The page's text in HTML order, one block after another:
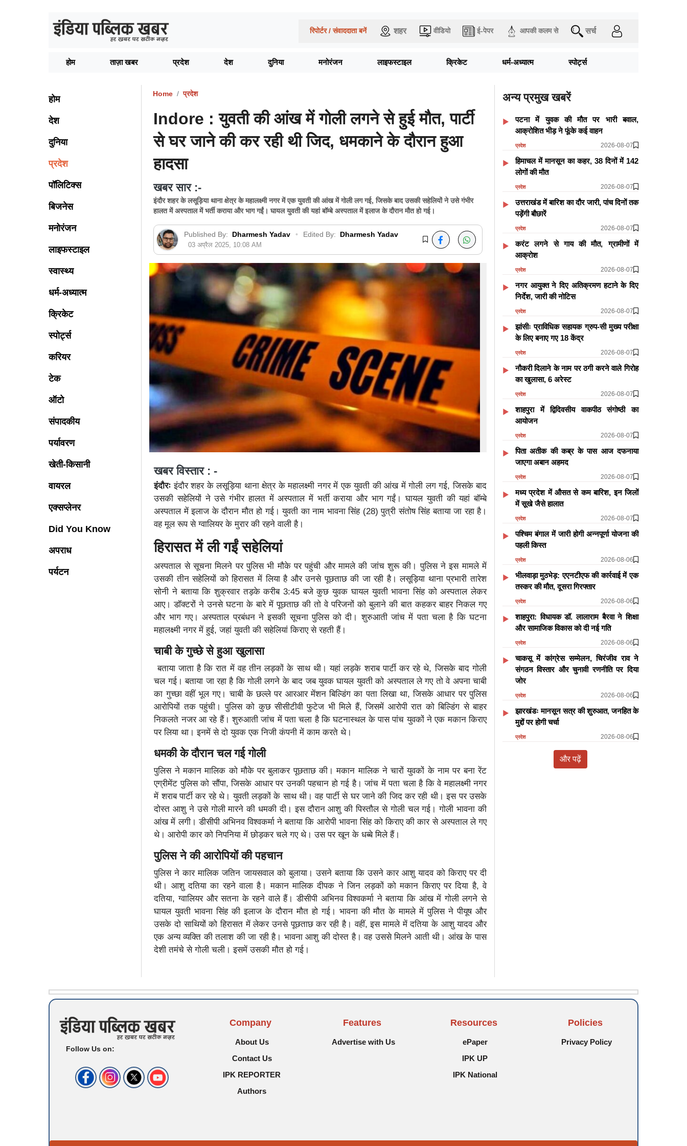
रिपोर्टर / संवाददाता बनें शहर वीडियो ई-पेपर आपकी कलम से सर्च
होम ताज़ा खबर प्रदेश देश दुनिया मनोरंजन लाइफस्टाइल क्रिकेट धर्म-अध्यात्म स्पोर्ट्स
होम
देश
दुनिया
प्रदेश
पॉलिटिक्स
बिजनेस
मनोरंजन
लाइफस्टाइल
स्वास्थ्य
धर्म-अध्यात्म
क्रिकेट
स्पोर्ट्स
करियर
टेक
ऑटो
संपादकीय
पर्यावरण
खेती-किसानी
वायरल
एक्सप्लेनर
Did You Know
अपराध
पर्यटन
Home प्रदेश
Indore : युवती की आंख में गोली लगने से हुई मौत, पार्टी
से घर जाने की कर रही थी जिद, धमकाने के दौरान हुआ
हादसा
खबर सार :-
इंदौर शहर के लसूड़िया थाना क्षेत्र के महालक्ष्मी नगर में एक युवती की आंख में गोली लग गई, जिसके बाद उसकी सहेलियों ने उसे गंभीर
हालत में अस्पताल में भर्ती कराया और भाग गईं। घायल युवती की यहां बॉम्बे अस्पताल में इलाज के दौरान मौत हो गई।
Published By: Dharmesh Yadav • Edited By: Dharmesh Yadav
03 अप्रैल 2025, 10:08 AM
खबर विस्तार : -
इंदौरः इंदौर शहर के लसूड़िया थाना क्षेत्र के महालक्ष्मी नगर में एक युवती की आंख में गोली लग गई, जिसके बाद
उसकी सहेलियों ने उसे गंभीर हालत में अस्पताल में भर्ती कराया और भाग गईं। घायल युवती की यहां बॉम्बे
अस्पताल में इलाज के दौरान मौत हो गई। युवती का नाम भावना सिंह (28) पुत्री संतोष सिंह बताया जा रहा है।
वह मूल रूप से ग्वालियर के मुरार की रहने वाली है।
हिरासत में ली गईं सहेलियां
अस्पताल से सूचना मिलने पर पुलिस भी मौके पर पहुंची और मामले की जांच शुरू की। पुलिस ने इस मामले में
उसकी तीन सहेलियों को हिरासत में लिया है और उनसे पूछताछ की जा रही है। लसूड़िया थाना प्रभारी तारेश
सोनी ने बताया कि शुक्रवार तड़के करीब 3:45 बजे कुछ युवक घायल युवती भावना सिंह को अस्पताल लेकर
आए। डॉक्टरों ने उनसे घटना के बारे में पूछताछ की तो वे परिजनों को बुलाने की बात कहकर बाहर निकल गए
और भाग गए। अस्पताल प्रबंधन ने इसकी सूचना पुलिस को दी। शुरुआती जांच में पता चला है कि घटना
महालक्ष्मी नगर में हुई, जहां युवती की सहेलियां किराए से रहती हैं।
चाबी के गुच्छे से हुआ खुलासा
बताया जाता है कि रात में वह तीन लड़कों के साथ थी। यहां लड़के शराब पार्टी कर रहे थे, जिसके बाद गोली
चल गई। बताया जा रहा है कि गोली लगने के बाद जब युवक घायल युवती को अस्पताल ले गए तो वे अपना चाबी
का गुच्छा वहीं भूल गए। चाबी के छल्ले पर आरआर मेंशन बिल्डिंग का पता लिखा था, जिसके आधार पर पुलिस
आरोपियों तक पहुंची। पुलिस को कुछ सीसीटीवी फुटेज भी मिले हैं, जिसमें आरोपी रात को बिल्डिंग से बाहर
निकलते नजर आ रहे हैं। शुरुआती जांच में पता चला है कि घटनास्थल के पास पांच युवकों ने एक मकान किराए
पर लिया था। इनमें से दो युवक एक निजी कंपनी में काम करते थे।
धमकी के दौरान चल गई गोली
पुलिस ने मकान मालिक को मौके पर बुलाकर पूछताछ की। मकान मालिक ने चारों युवकों के नाम पर बना रेंट
एग्रीमेंट पुलिस को सौंपा, जिसके आधार पर उनकी पहचान हो गई है। जांच में पता चला है कि वे महालक्ष्मी नगर
में शराब पार्टी कर रहे थे। युवती लड़कों के साथ थी। वह पार्टी से घर जाने की जिद कर रही थी। इस पर उसके
दोस्त आशु ने उसे गोली मारने की धमकी दी। इस दौरान आशु की पिस्तौल से गोली चल गई। गोली भावना की
आंख में लगी। डीसीपी अभिनव विश्वकर्मा ने बताया कि आरोपी भावना सिंह को किराए की कार से अस्पताल ले गए
थे। आरोपी कार को निपनिया में छोड़कर चले गए थे। उस पर खून के धब्बे मिले हैं।
पुलिस ने की आरोपियों की पहचान
पुलिस ने कार मालिक जतिन जायसवाल को बुलाया। उसने बताया कि उसने कार आशु यादव को किराए पर दी
थी। आशु दतिया का रहने वाला है। मकान मालिक दीपक ने जिन लड़कों को मकान किराए पर दिया है, वे
दतिया, ग्वालियर और सतना के रहने वाले हैं। डीसीपी अभिनव विश्वकर्मा ने बताया कि आंख में गोली लगने से
घायल युवती भावना सिंह की इलाज के दौरान मौत हो गई। भावना की मौत के मामले में पुलिस ने पीयूष और
उसके दो साथियों को हिरासत में लेकर उनसे पूछताछ कर रही है। वहीं, इस मामले में दतिया के आशु यादव और
एक अन्य व्यक्ति की तलाश की जा रही है। भावना आशु की दोस्त है। वह उससे मिलने आती थी। आंख के पास
देशी तमंचे से गोली चली। इसमें उसकी मौत हो गई।
अन्य प्रमुख खबरें
पटना में युवक की मौत पर भारी बवाल,
आक्रोशित भीड़ ने फूंके कई वाहन
प्रदेश 2026-08-07
हिमाचल में मानसून का कहर, 38 दिनों में 142
लोगों की मौत
प्रदेश 2026-08-07
उत्तराखंड में बारिश का दौर जारी, पांच दिनों तक
पड़ेंगी बौछारें
प्रदेश 2026-08-07
करंट लगने से गाय की मौत, ग्रामीणों में
आक्रोश
प्रदेश 2026-08-07
नगर आयुक्त ने दिए अतिक्रमण हटाने के दिए
निर्देश, जारी की नोटिस
प्रदेश 2026-08-07
झांसीः प्राविधिक सहायक ग्रुप-सी मुख्य परीक्षा
के लिए बनाए गए 18 केंद्र
प्रदेश 2026-08-07
नौकरी दिलाने के नाम पर ठगी करने वाले गिरोह
का खुलासा, 6 अरेस्ट
प्रदेश 2026-08-07
शाहपुरा में द्विदिवसीय वाकपीठ संगोष्ठी का
आयोजन
प्रदेश 2026-08-07
पिता अतीक की कब्र के पास आज दफनाया
जाएगा अबान अहमद
प्रदेश 2026-08-07
मध्य प्रदेश में औसत से कम बारिश, इन जिलों
में सूखे जैसे हालात
प्रदेश 2026-08-07
पश्चिम बंगाल में जारी होगी अन्नपूर्णा योजना की
पहली किस्त
प्रदेश 2026-08-06
भीलवाड़ा मुठभेड़: एएनटीएफ की कार्रवाई में एक
तस्कर की मौत, दूसरा गिरफ्तार
प्रदेश 2026-08-06
शाहपुरा: विधायक डॉ. लालाराम बैरवा ने शिक्षा
और सामाजिक विकास को दी नई गति
प्रदेश 2026-08-06
चाकसू में कांग्रेस सम्मेलन, चिरंजीव राव ने
संगठन विस्तार और चुनावी रणनीति पर दिया
जोर
प्रदेश 2026-08-06
झारखंडः मानसून सत्र की शुरुआत, जनहित के
मुद्दों पर होगी चर्चा
प्रदेश 2026-08-06
और पढ़ें
Follow Us on:
Company
About Us
Contact Us
IPK REPORTER
Authors
Features
Advertise with Us
Resources
ePaper
IPK UP
IPK National
Policies
Privacy Policy